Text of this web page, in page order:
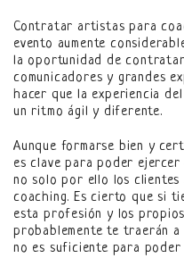
Contratar artistas para
evento aumente
la oportunidad de
comunicadores y grandes
hacer que la experiencia
un ritmo ágil y diferente.
Aunque formarse bien y
es clave para poder
no solo por ello los
coaching. Es cierto que si
esta profesión y los
probablemente te traerán a
no es suficiente para